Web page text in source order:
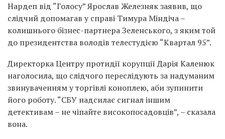
Нардеп від “Голосу” Ярослав Железняк заявив, що
слідчий допомагав у справі Тимура Міндіча –
колишнього бізнес-партнера Зеленського, з яким той
до президентства володів телестудією “Квартал 95”.
Директорка Центру протидії корупції Дарія Каленюк
наголосила, що слідчого переслідують за надуманим
звинуваченням у торгівлі коноплею, аби зупинити
його роботу. “СБУ надсилає сигнал іншим
детективам – не чіпайте високопосадовців”, – сказала
вона.